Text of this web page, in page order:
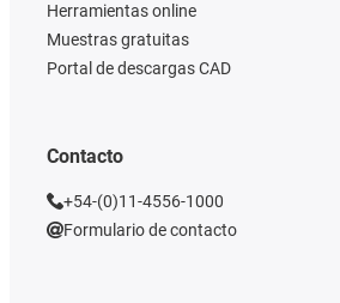
Herramientas online
Muestras gratuitas
Portal de descargas CAD
Contacto
+54-(0)11-4556-1000
Formulario de contacto